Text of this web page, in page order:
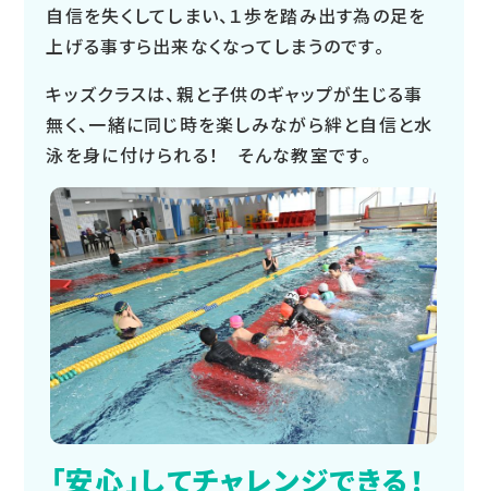
自信を失くしてしまい、１歩を踏み出す為の足を
上げる事すら出来なくなってしまうのです。
キッズクラスは、親と子供のギャップが生じる事
無く、一緒に同じ時を楽しみながら絆と自信と水
泳を身に付けられる！ そんな教室です。
「安心」してチャレンジできる！